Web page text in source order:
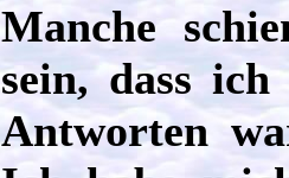
Manche
sein, dass
Antworten